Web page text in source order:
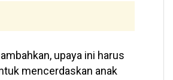
upaya ini harus
mencerdaskan anak